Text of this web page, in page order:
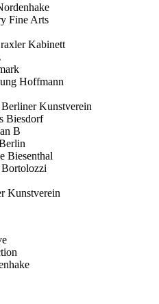
Fine Arts
Kabinett
Hoffmann
Kunstverein
Biesdorf
B
Biesenthal
Kunstverein